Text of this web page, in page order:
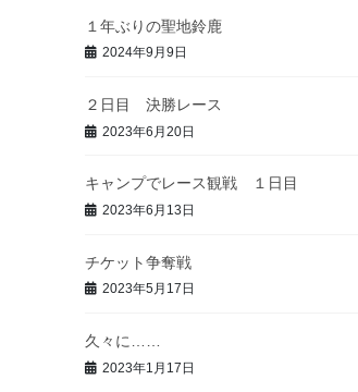
１年ぶりの聖地鈴鹿
2024年9月9日
２日目 決勝レース
2023年6月20日
キャンプでレース観戦 １日目
2023年6月13日
チケット争奪戦
2023年5月17日
久々に……
2023年1月17日